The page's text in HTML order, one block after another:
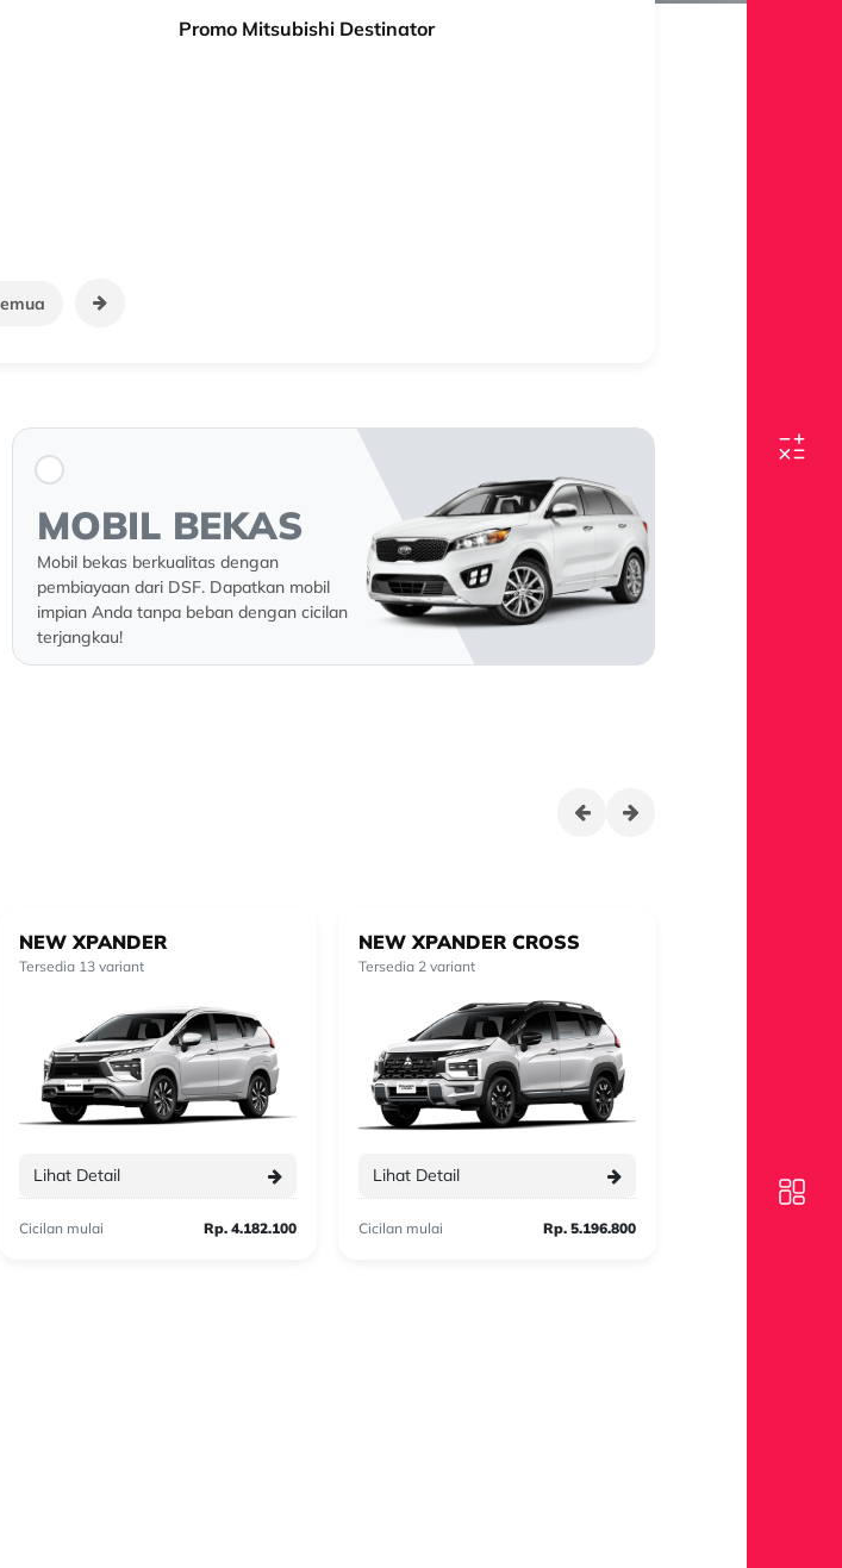
Promo Mitsubishi Destinator
MOBIL BEKAS
Mobil bekas berkualitas dengan
pembiayaan dari DSF. Dapatkan mobil
impian Anda tanpa beban dengan cicilan
terjangkau!
NEW XPANDER
Tersedia 13 variant
Lihat Detail
Cicilan mulai Rp. 4.182.100
NEW XPANDER CROSS
Tersedia 2 variant
Lihat Detail
Cicilan mulai Rp. 5.196.800
Lihat Detail